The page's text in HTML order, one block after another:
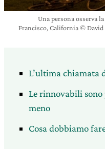
Una persona osserva
Francisco, California ©
L’ultima chiamata
Le rinnovabili
meno
Cosa dobbiamo